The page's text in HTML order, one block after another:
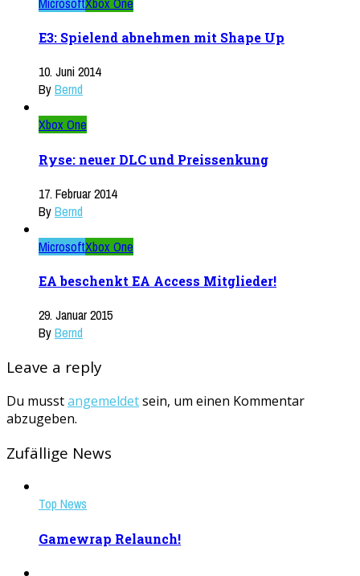
E3: Spielend abnehmen mit Shape Up
10. Juni 2014
ByBernd
Xbox One
Ryse: neuer DLC und Preissenkung
17. Februar 2014
ByBernd
MicrosoftXbox One
EA beschenkt EA Access Mitglieder!
29. Januar 2015
ByBernd
Leave a reply
Du musstangemeldetsein, um einen Kommentar
abzugeben.
Zufällige News
Top News
Gamewrap Relaunch!